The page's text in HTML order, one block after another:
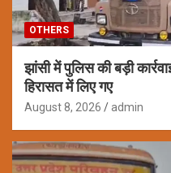
OTHERS
झांसी में पुलिस की बड़ी
हिरासत में लिए गए
August 8, 2026 admin